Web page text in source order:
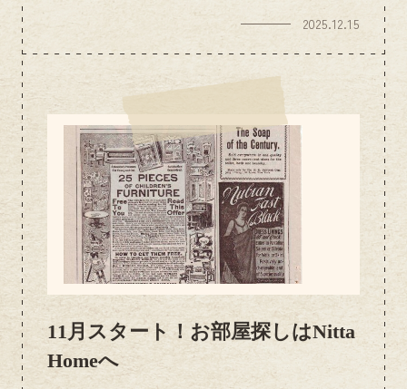
させていただきます。 休業期間中にいただ
いたお問い合わせにつきましては、1月5日よ
り順次ご対応させていただきますので、少し
お時間をいただけますと幸いです。今年もた
くさんのお客様・オーナー様とのご縁に心よ
り感謝申し上げます。来年も、皆さまのお部
屋探しを全力でサポートしてまいりますの
で、どうぞよろしくお願いいたします。皆さ
ま、良いお年をお迎えください
2025.12.15
11月スタート！お部屋探しはNitta
Homeへ